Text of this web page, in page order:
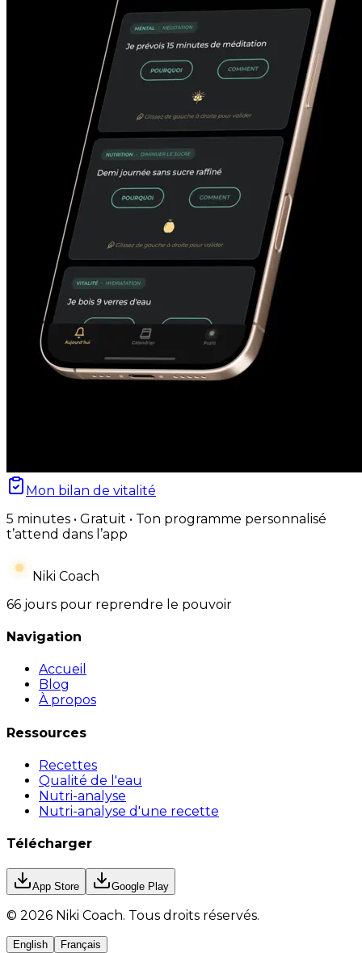
Mon bilan de vitalité
5 minutes • Gratuit • Ton programme personnalisé
t’attend dans l’app
Niki Coach
66 jours pour reprendre le pouvoir
Navigation
Accueil
Blog
À propos
Ressources
Recettes
Qualité de l'eau
Nutri-analyse
Nutri-analyse d'une recette
Télécharger
App Store Google Play
© 2026 Niki Coach. Tous droits réservés.
English Français